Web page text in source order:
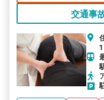
交通事
1